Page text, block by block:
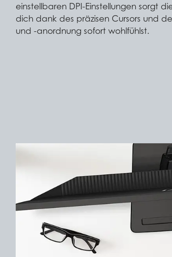
einstellbaren DPI-Einstellungen sorgt
dich dank des präzisen Cursors und
und -anordnung sofort wohlfühlst.